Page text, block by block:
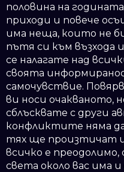
половина на
приходи и повече
има неща, които не
пътя си към възхода
се налагате над
своята
самочувствие.
ви носи очакваното,
сблъсквате с други
конфликтите няма
тях ще произтичат
всичко е
света около вас има